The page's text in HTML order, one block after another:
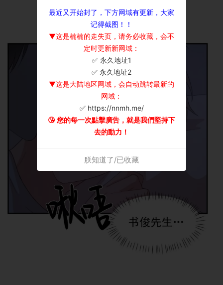
最近又开始封了，下方网域有更新，大家
记得截图！！
▼这是楠楠的走失页，请务必收藏，会不
定时更新新网域：
✅ 永久地址1
✅ 永久地址2
▼这是大陆地区网域，会自动跳转最新的
网域：
✅ https://nnmh.me/
😘 您的每一次點擊廣告，就是我們堅持下
去的動力！
朕知道了/已收藏